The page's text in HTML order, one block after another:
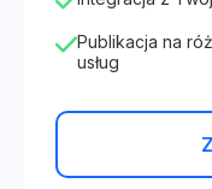
Publikacja na
usług